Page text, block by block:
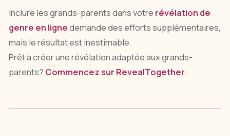
Inclure les grands-parents dans votre révélation de
genre en lignedemande des efforts supplémentaires,
mais le résultat est inestimable.
Prêt à créer une révélation adaptée aux grands-
parents? Commencez sur RevealTogether.